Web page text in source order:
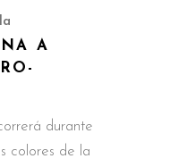
A
durante
colores de la